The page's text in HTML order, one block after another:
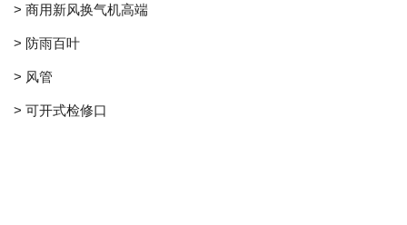
> 商用新风换气机高端
> 防雨百叶
> 风管
> 可开式检修口